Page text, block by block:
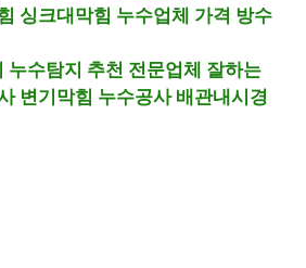
싱크대막힘 누수업체 가격 방수
누수탐지 추천 전문업체 잘하는
변기막힘 누수공사 배관내시경